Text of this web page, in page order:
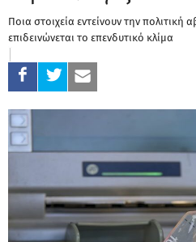
Ποια στοιχεία εντείνουν την
επιδεινώνεται το επενδυτικό κλίμα